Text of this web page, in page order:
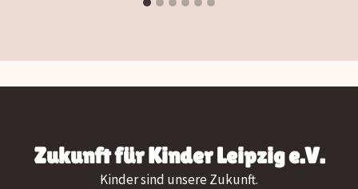
Zukunft für Kinder Leipzig e.V.
Kinder sind unsere Zukunft.